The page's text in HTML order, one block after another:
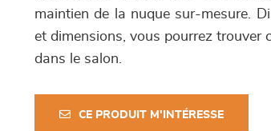
maintien de la nuque sur-mesure.
et dimensions, vous pourrez trouver
dans le salon.
CE PRODUIT M'INTÉRESSE